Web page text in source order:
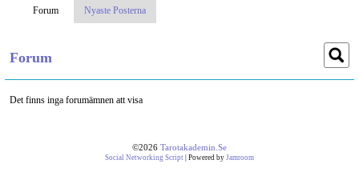
Forum Nyaste Posterna
Forum
Det finns inga forumämnen att visa
©2026 Tarotakademin.se
Social Networking Script | Powered by Jamroom